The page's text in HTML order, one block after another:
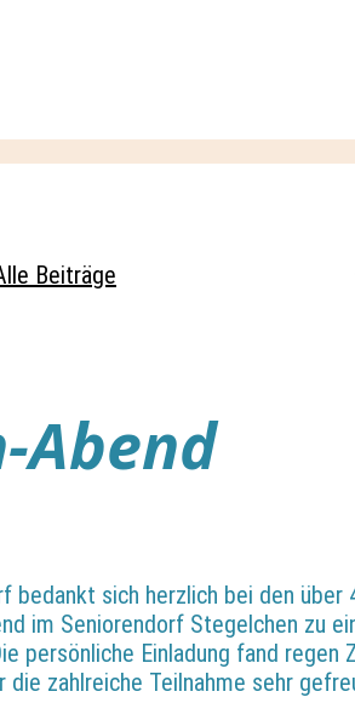
Beiträge
Abend
bedankt sich herzlich bei den über
im Seniorendorf Stegelchen zu
persönliche Einladung fand regen
zahlreiche Teilnahme sehr